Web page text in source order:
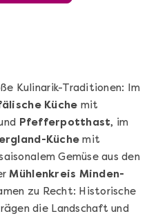
Mehr anzeigen
- DIY-Set
Kulinarik-Traditionen: Im
Küche mit
Pfefferpotthast, im
Küche mit
Gemüse aus den
Mühlenkreis Minden-
zu Recht: Historische
die Landschaft und